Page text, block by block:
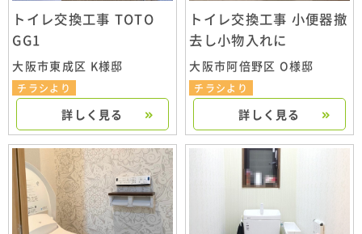
トイレ交換工事 TOTO
GG1
大阪市東成区 K様邸
チラシより
詳しく見る
トイレ交換工事 小便器撤
去し小物入れに
大阪市阿倍野区 O様邸
チラシより
詳しく見る